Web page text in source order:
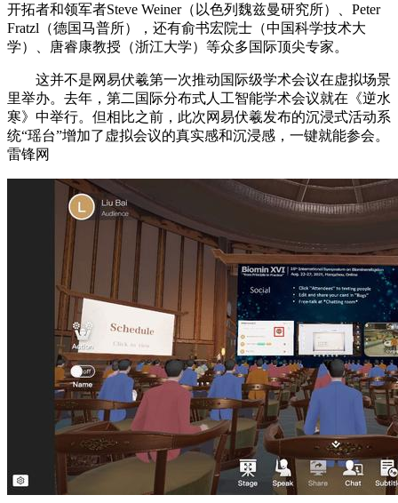
开拓者和领军者Steve Weiner（以色列魏兹曼研究所）、Peter
Fratzl（德国马普所），还有俞书宏院士（中国科学技术大
学）、唐睿康教授（浙江大学）等众多国际顶尖专家。
这并不是网易伏羲第一次推动国际级学术会议在虚拟场景
里举办。去年，第二国际分布式人工智能学术会议就在《逆水
寒》中举行。但相比之前，此次网易伏羲发布的沉浸式活动系
统“瑶台”增加了虚拟会议的真实感和沉浸感，一键就能参会。
雷锋网